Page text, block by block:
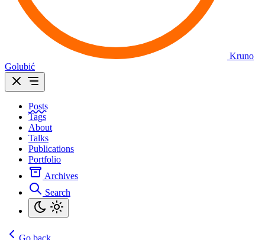
Kruno
Golubić
Posts
Tags
About
Talks
Publications
Portfolio
Archives
Search
Go back